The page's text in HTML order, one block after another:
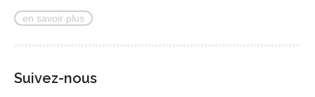
en savoir plus
Suivez-nous